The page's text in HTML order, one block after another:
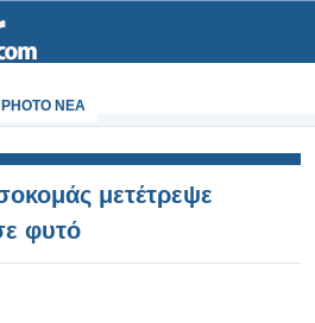
PHOTO NEA
μετέτρεψε
φυτό